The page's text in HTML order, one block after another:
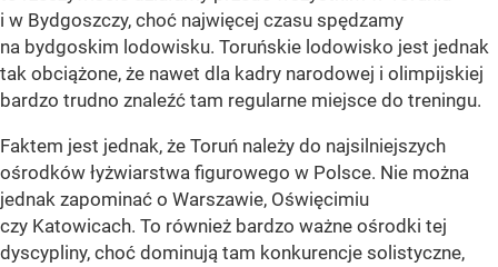
i w Bydgoszczy, choć najwięcej czasu spędzamy
na bydgoskim lodowisku. Toruńskie lodowisko jest jednak
tak obciążone, że nawet dla kadry narodowej i olimpijskiej
bardzo trudno znaleźć tam regularne miejsce do treningu.
Faktem jest jednak, że Toruń należy do najsilniejszych
ośrodków łyżwiarstwa figurowego w Polsce. Nie można
jednak zapominać o Warszawie, Oświęcimiu
czy Katowicach. To również bardzo ważne ośrodki tej
dyscypliny, choć dominują tam konkurencje solistyczne,